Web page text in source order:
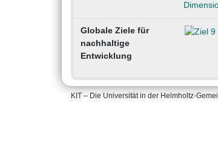
Globale Ziele für
nachhaltige
Entwicklung
KIT – Die Universität in der Helmholtz-